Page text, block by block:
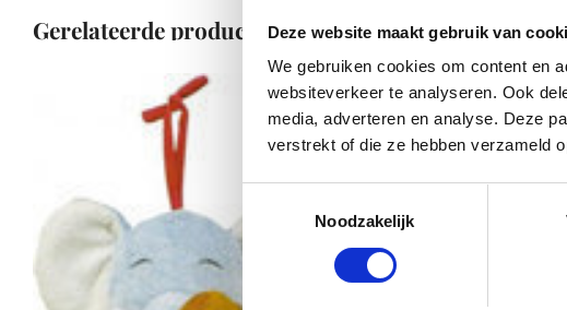
Deze website maakt gebruik van
We gebruiken cookies om content en
websiteverkeer te analyseren. Ook
media, adverteren en analyse. Deze
verstrekt of die ze hebben verzameld
Noodzakelijk
Gerelateerde producten